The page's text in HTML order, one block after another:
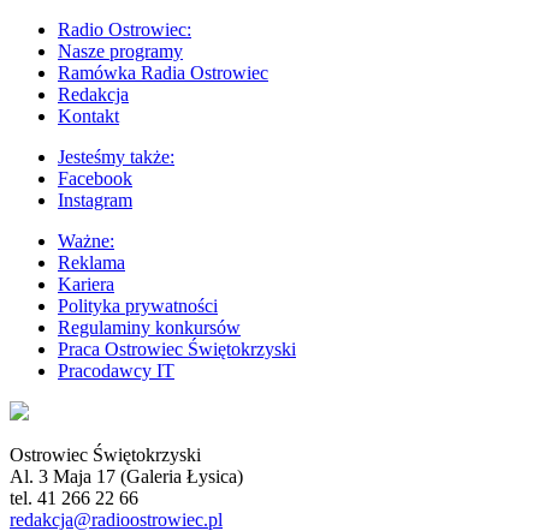
Radio Ostrowiec:
Nasze programy
Ramówka Radia Ostrowiec
Redakcja
Kontakt
Jesteśmy także:
Facebook
Instagram
Ważne:
Reklama
Kariera
Polityka prywatności
Regulaminy konkursów
Praca Ostrowiec Świętokrzyski
Pracodawcy IT
Ostrowiec Świętokrzyski
Al. 3 Maja 17 (Galeria Łysica)
tel. 41 266 22 66
redakcja@radioostrowiec.pl